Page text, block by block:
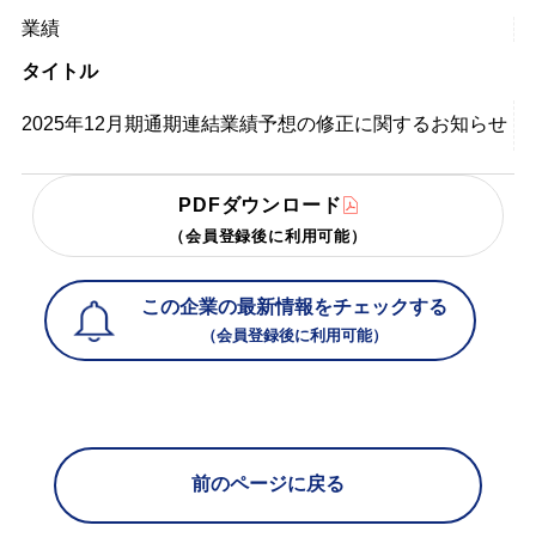
業績
タイトル
2025年12月期通期連結業績予想の修正に関するお知らせ
PDFダウンロード
（会員登録後に利用可能）
この企業の最新情報をチェックする
（会員登録後に利用可能）
前のページに戻る